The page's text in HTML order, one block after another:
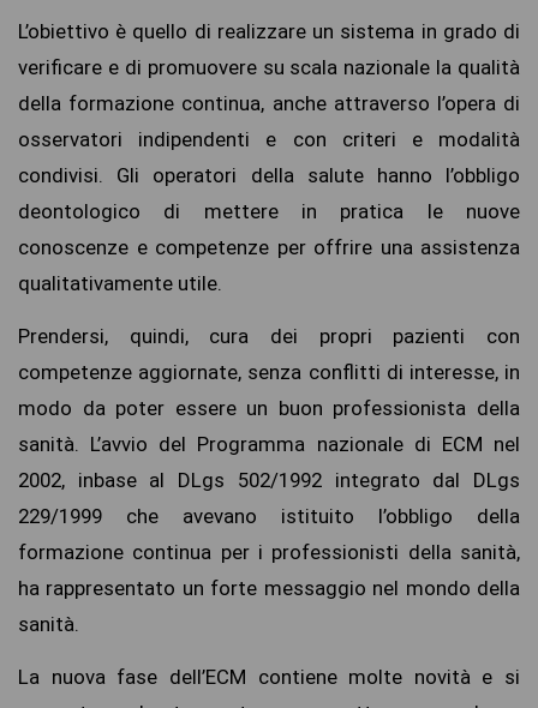
L’obiettivo è quello di realizzare un sistema in grado di
verificare e di promuovere su scala nazionale la qualità
della formazione continua, anche attraverso l’opera di
osservatori indipendenti e con criteri e modalità
condivisi. Gli operatori della salute hanno l’obbligo
deontologico di mettere in pratica le nuove
conoscenze e competenze per offrire una assistenza
qualitativamente utile.
Prendersi, quindi, cura dei propri pazienti con
competenze aggiornate, senza conflitti di interesse, in
modo da poter essere un buon professionista della
sanità. L’avvio del Programma nazionale di ECM nel
2002, inbase al DLgs 502/1992 integrato dal DLgs
229/1999 che avevano istituito l’obbligo della
formazione continua per i professionisti della sanità,
ha rappresentato un forte messaggio nel mondo della
sanità.
La nuova fase dell’ECM contiene molte novità e si